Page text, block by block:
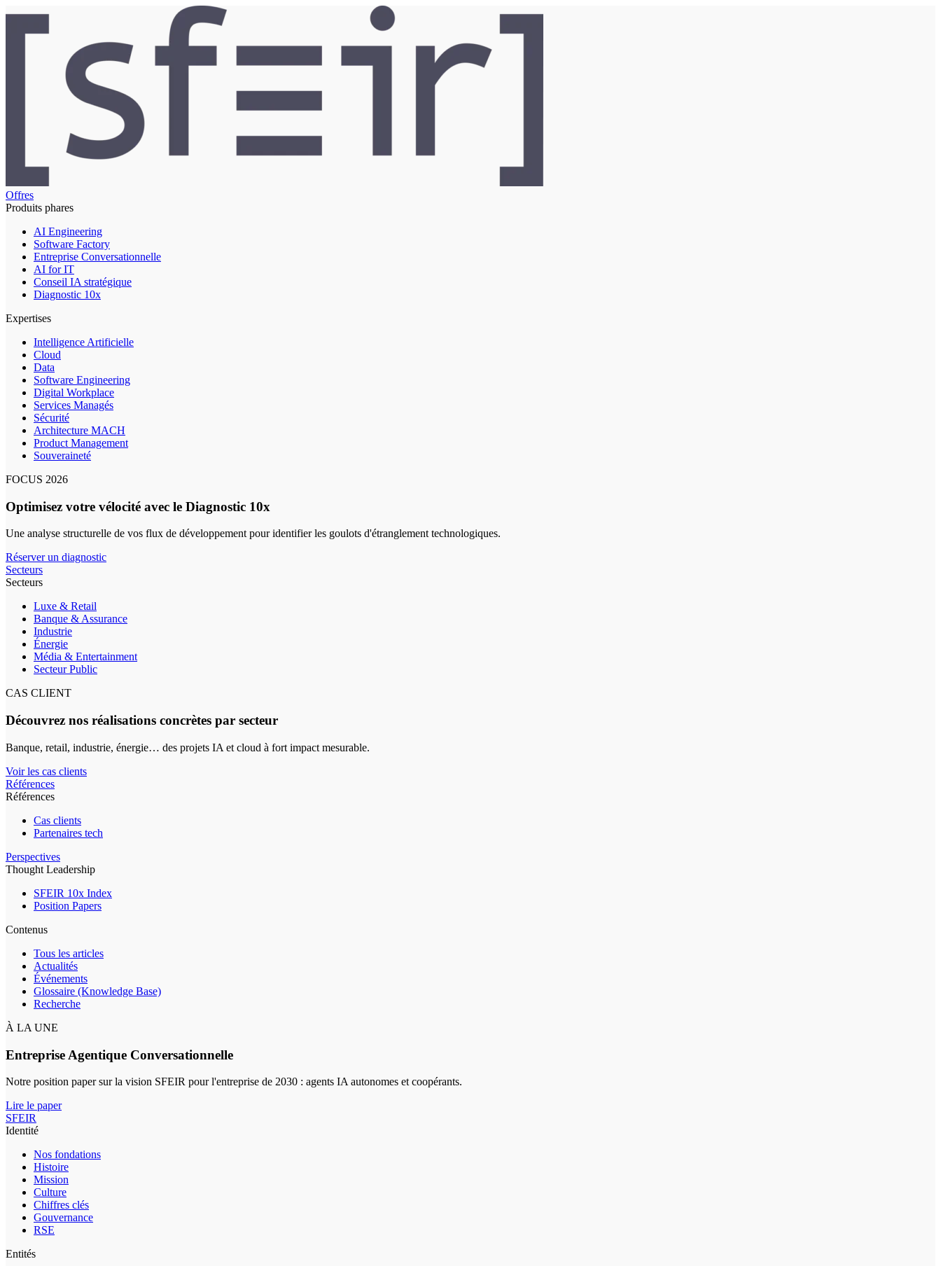
Offres
Produits phares
AI Engineering
Software Factory
Entreprise Conversationnelle
AI for IT
Conseil IA stratégique
Diagnostic 10x
Expertises
Intelligence Artificielle
Cloud
Data
Software Engineering
Digital Workplace
Services Managés
Sécurité
Architecture MACH
Product Management
Souveraineté
FOCUS 2026
Optimisez votre vélocité avec le Diagnostic 10x
Une analyse structurelle de vos flux de développement pour identifier les goulots d'étranglement technologiques.
Réserver un diagnostic
Secteurs
Secteurs
Luxe & Retail
Banque & Assurance
Industrie
Énergie
Média & Entertainment
Secteur Public
CAS CLIENT
Découvrez nos réalisations concrètes par secteur
Banque, retail, industrie, énergie… des projets IA et cloud à fort impact mesurable.
Voir les cas clients
Références
Références
Cas clients
Partenaires tech
Perspectives
Thought Leadership
SFEIR 10x Index
Position Papers
Contenus
Tous les articles
Actualités
Événements
Glossaire (Knowledge Base)
Recherche
À LA UNE
Entreprise Agentique Conversationnelle
Notre position paper sur la vision SFEIR pour l'entreprise de 2030 : agents IA autonomes et coopérants.
Lire le paper
SFEIR
Identité
Nos fondations
Histoire
Mission
Culture
Chiffres clés
Gouvernance
RSE
Entités